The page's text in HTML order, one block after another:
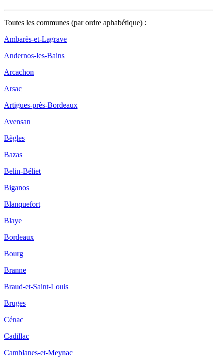
Toutes les communes (par ordre aphabétique) :
Ambarès-et-Lagrave
Andernos-les-Bains
Arcachon
Arsac
Artigues-près-Bordeaux
Avensan
Bègles
Bazas
Belin-Béliet
Biganos
Blanquefort
Blaye
Bordeaux
Bourg
Branne
Braud-et-Saint-Louis
Bruges
Cénac
Cadillac
Camblanes-et-Meynac